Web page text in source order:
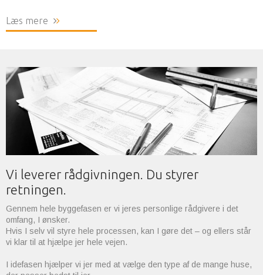
Læs mere
Vi leverer rådgivningen. Du styrer
retningen.
Gennem hele byggefasen er vi jeres personlige rådgivere i det
omfang, I ønsker.
Hvis I selv vil styre hele processen, kan I gøre det – og ellers står
vi klar til at hjælpe jer hele vejen.
I idefasen hjælper vi jer med at vælge den type af de mange huse,